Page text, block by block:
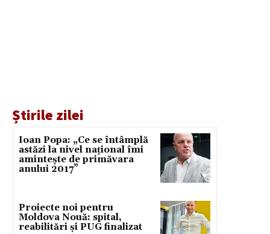
Știrile zilei
Ioan Popa: „Ce se întâmplă
astăzi la nivel național îmi
amintește de primăvara
anului 2017”
Proiecte noi pentru
Moldova Nouă: spital,
reabilitări și PUG finalizat